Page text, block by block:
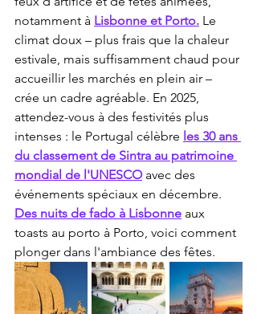
notamment à Lisbonne et Porto. Le
climat doux – plus frais que la chaleur
estivale, mais suffisamment chaud pour
accueillir les marchés en plein air –
crée un cadre agréable. En 2025,
attendez-vous à des festivités plus
intenses : le Portugal célèbre les 30 ans
du classement de Sintra au patrimoine
mondial de l'UNESCO avec des
événements spéciaux en décembre.
Des nuits de fado à Lisbonne aux
toasts au porto à Porto, voici comment
plonger dans l'ambiance des fêtes.